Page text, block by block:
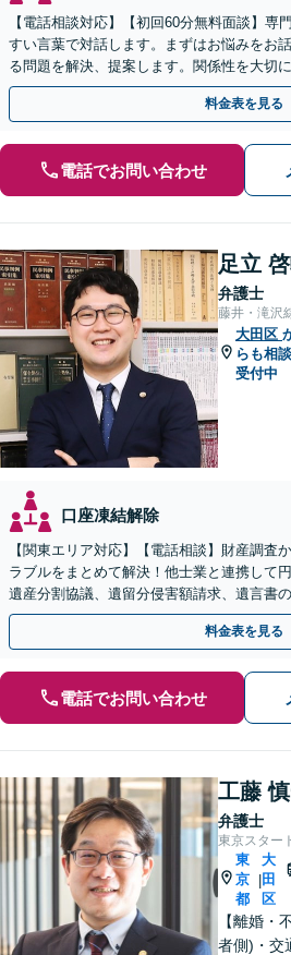
【電話相談対応】【初回60分無料面談】専
すい言葉で対話します。まずはお悩みをお
る問題を解決、提案します。関係性を大切
利益を守ります【夜間休日対応】【カード
料金表を見る
電話でお問い合わせ
足立
弁護士
藤井・滝沢
大田区
らも相談
受付中
口座凍結解除
【関東エリア対応】【電話相談】財産調査
ラブルをまとめて解決！他士業と連携して
遺産分割協議、遺留分侵害額請求、遺言書
明確な料金体系【オンライン面談可能】
料金表を見る
電話でお問い合わせ
工藤
弁護士
東京スター
東
京
都
|
大
田
区
【離婚・
者側)・交